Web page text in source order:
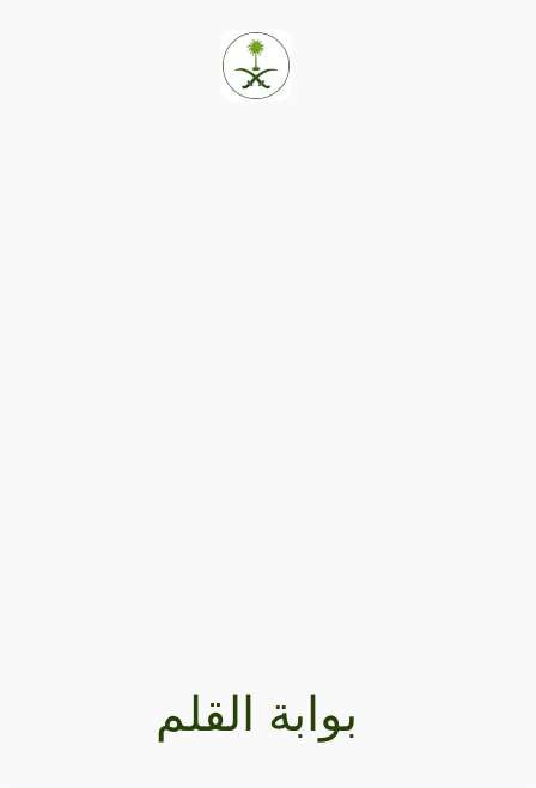
بوابة القلم